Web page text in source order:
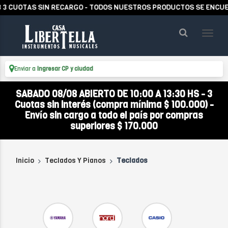
SIN RECARGO - TODOS NUESTROS PRODUCTOS SE
Enviar a Ingresar CP y ciudad
SABADO 08/08 ABIERTO DE 10:00 A 13:30 HS - 3
Cuotas sin interés (compra mínima $ 100.000) -
Envío sin cargo a todo el país por compras
superiores $ 170.000
Inicio Teclados Y Pianos Teclados